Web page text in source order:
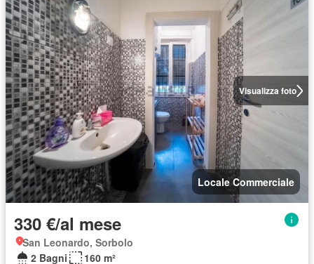
Visualizza foto
Locale Commerciale
330 €/al mese
San Leonardo, Sorbolo
2 Bagni
160 m²